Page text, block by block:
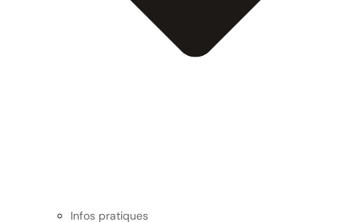
Infos pratiques